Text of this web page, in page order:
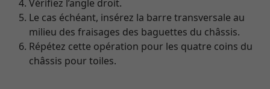
Vérifiez l’angle droit.
Le cas échéant, insérez la barre transversale au
milieu des fraisages des baguettes du châssis.
Répétez cette opération pour les quatre coins du
châssis pour toiles.